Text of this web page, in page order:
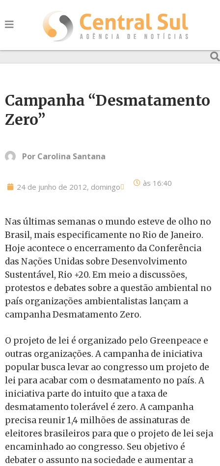
Campanha “Desmatamento
Zero”
Por Carolina Santana
24 de junho de 2012, domingo às 16:40
Nas últimas semanas o mundo esteve de olho no
Brasil, mais especificamente no Rio de Janeiro.
Hoje acontece o encerramento da Conferência
das Nações Unidas sobre Desenvolvimento
Sustentável, Rio +20. Em meio a discussões,
protestos e debates sobre a questão ambiental no
país organizações ambientalistas lançam a
campanha Desmatamento Zero.
O projeto de lei é organizado pelo Greenpeace e
outras organizações. A campanha de iniciativa
popular busca levar ao congresso um projeto de
lei para acabar com o desmatamento no país. A
iniciativa parte do intuito que a taxa de
desmatamento tolerável é zero. A campanha
precisa reunir 1,4 milhões de assinaturas de
eleitores brasileiros para que o projeto de lei seja
encaminhado ao congresso. Seu objetivo é
debater o assunto na sociedade e aumentar a